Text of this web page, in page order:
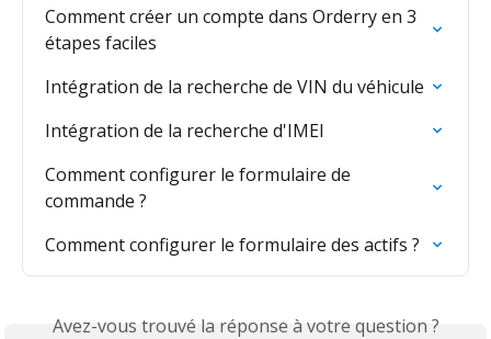
Comment créer un compte dans Orderry en 3
étapes faciles
Intégration de la recherche de VIN du véhicule
Intégration de la recherche d'IMEI
Comment configurer le formulaire de
commande ?
Comment configurer le formulaire des actifs ?
Avez-vous trouvé la réponse à votre question ?